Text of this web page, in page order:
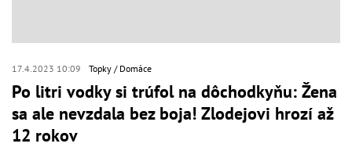
17.4.2023 10:09 Topky Domáce
Po litri vodky si trúfol na dôchodkyňu: Žena
sa ale nevzdala bez boja! Zlodejovi hrozí až
12 rokov